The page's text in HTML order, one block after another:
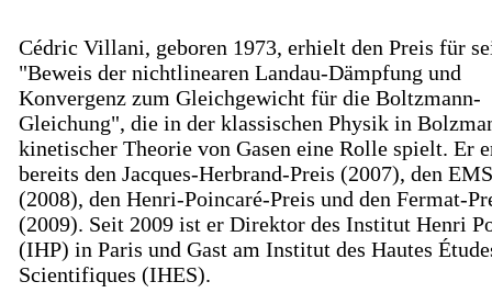
Cédric Villani, geboren 1973, erhielt den Preis für
"Beweis der nichtlinearen Landau-Dämpfung und
Konvergenz zum Gleichgewicht für die Boltzmann-
Gleichung", die in der klassischen Physik in
kinetischer Theorie von Gasen eine Rolle spielt. Er
bereits den Jacques-Herbrand-Preis (2007), den
(2008), den Henri-Poincaré-Preis und den Fermat-
(2009). Seit 2009 ist er Direktor des Institut Henri
(IHP) in Paris und Gast am Institut des Hautes
Scientifiques (IHES).